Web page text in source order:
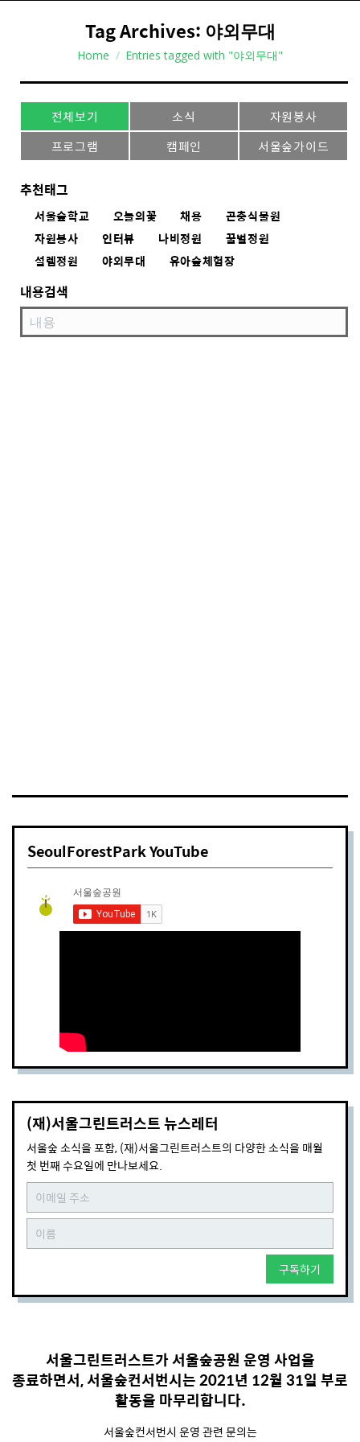
Tag Archives: 야외무대
You are here:
Home Entries tagged with "야외무대"
전체보기 소식
자원봉사
프로그램
캠페인 서울숲가이드
추천태그
서울숲학교 오늘의꽃 채용
곤충식물원
자원봉사
인터뷰 나비정원
꿀벌정원
설렘정원
야외무대 유아숲체험장
내용검색
SeoulForestPark YouTube
(재)서울그린트러스트 뉴스레터
서울숲 소식을 포함, (재)서울그린트러스트의 다양한 소식을 매월
첫 번째 수요일에 만나보세요.
구독하기
서울그린트러스트가 서울숲공원 운영 사업을
종료하면서, 서울숲컨서번시는 2021년 12월 31일 부로
활동을 마무리합니다.
서울숲컨서번시 운영 관련 문의는